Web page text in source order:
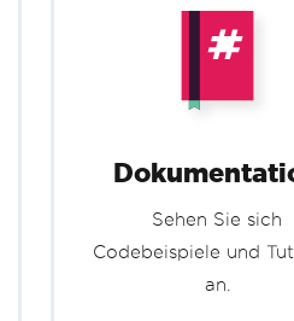
Sehen Sie sich
Codebeispiele und
an.